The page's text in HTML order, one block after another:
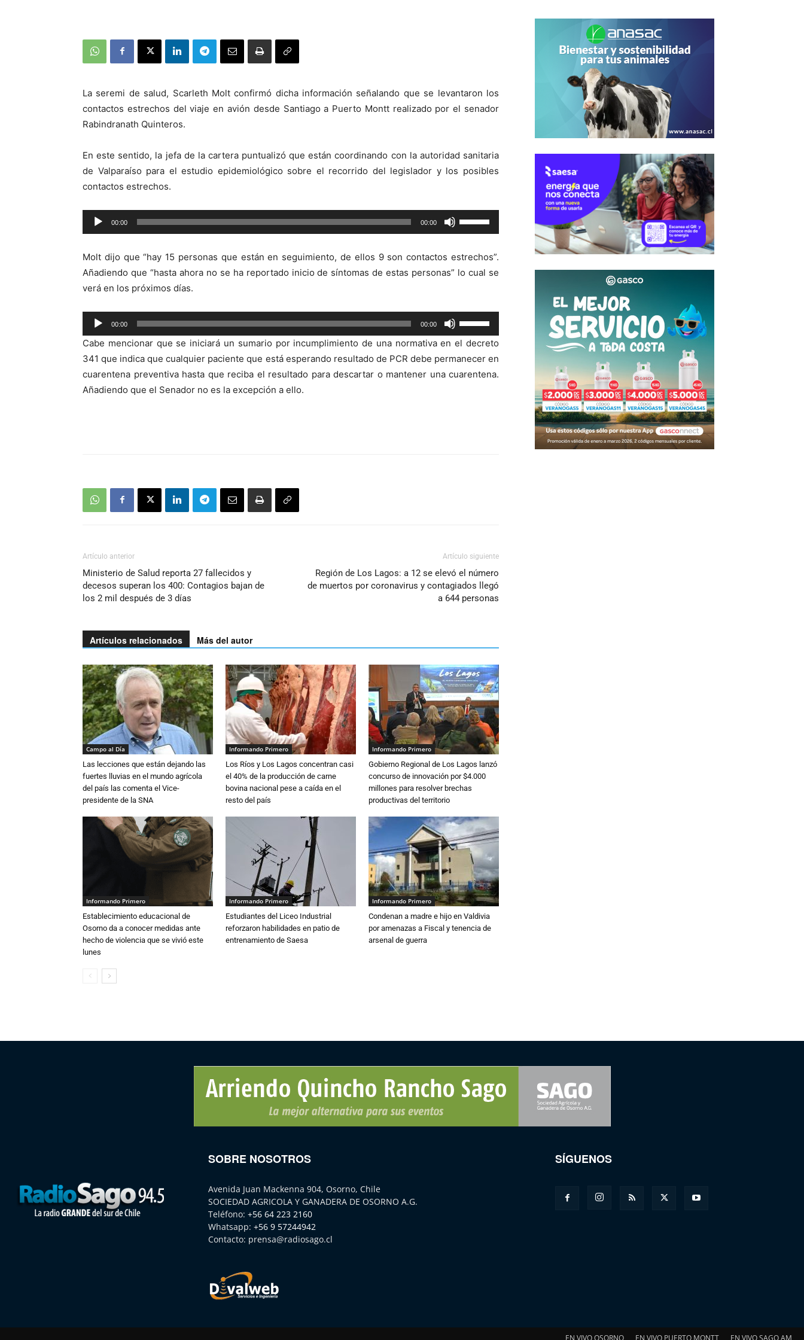
La seremi de salud, Scarleth Molt confirmó dicha información señalando que se levantaron los
contactos estrechos del viaje en avión desde Santiago a Puerto Montt realizado por el senador
Rabindranath Quinteros.
En este sentido, la jefa de la cartera puntualizó que están coordinando con la autoridad sanitaria
de Valparaíso para el estudio epidemiológico sobre el recorrido del legislador y los posibles
contactos estrechos.
Reproductor
de
00:00 00:00
las
de
flecha
para
aumentar
o
disminuir
el
Molt dijo que “hay 15 personas que están en seguimiento, de ellos 9 son contactos estrechos”.
Añadiendo que “hasta ahora no se ha reportado inicio de síntomas de estas personas” lo cual se
verá en los próximos días.
Reproductor
de
audio
00:00 00:00
las
teclas
de
flecha
Cabe mencionar que se iniciará un sumario por incumplimiento de una normativa en el decreto
341 que indica que cualquier paciente que está esperando resultado de PCR debe permanecer en
cuarentena preventiva hasta que reciba el resultado para descartar o mantener una cuarentena.
Añadiendo que el Senador no es la excepción a ello.
Artículo anterior
Ministerio de Salud reporta 27 fallecidos y
decesos superan los 400: Contagios bajan de
los 2 mil después de 3 días
Artículo siguiente
Región de Los Lagos: a 12 se elevó el número
de muertos por coronavirus y contagiados llegó
a 644 personas
Artículos relacionados Más del autor
Campo al Día
Las lecciones que están dejando las
fuertes lluvias en el mundo agrícola
del país las comenta el Vice-
presidente de la SNA
Informando Primero
Los Ríos y Los Lagos concentran casi
el 40% de la producción de carne
bovina nacional pese a caída en el
resto del país
Informando Primero
Gobierno Regional de Los Lagos lanzó
concurso de innovación por $4.000
millones para resolver brechas
productivas del territorio
Informando Primero
Establecimiento educacional de
Osorno da a conocer medidas ante
hecho de violencia que se vivió este
lunes
Informando Primero
Estudiantes del Liceo Industrial
reforzaron habilidades en patio de
entrenamiento de Saesa
Informando Primero
Condenan a madre e hijo en Valdivia
por amenazas a Fiscal y tenencia de
arsenal de guerra
SOBRE NOSOTROS
Avenida Juan Mackenna 904, Osorno, Chile
SOCIEDAD AGRICOLA Y GANADERA DE OSORNO A.G.
Teléfono: +56 64 223 2160
Whatsapp: +56 9 57244942
Contacto: prensa@radiosago.cl
SÍGUENOS
EN VIVO OSORNO EN VIVO PUERTO MONTT EN VIVO SAGO AM